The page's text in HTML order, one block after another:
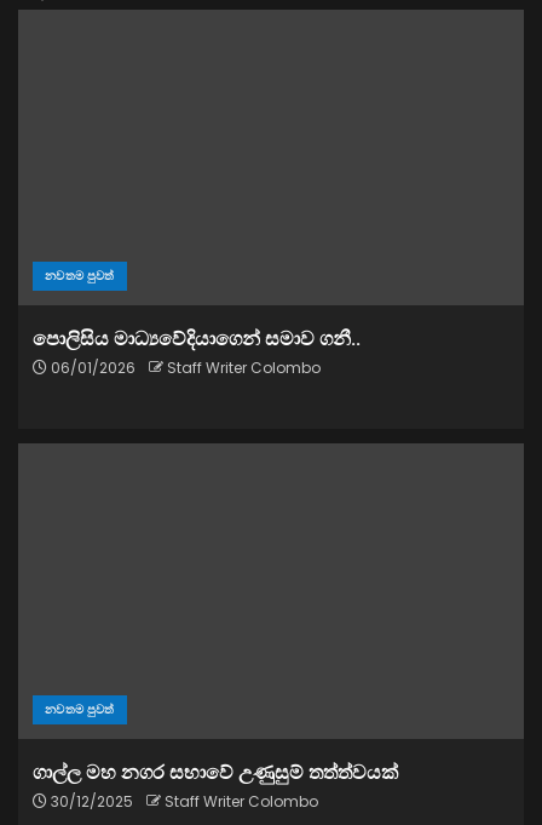
නවතම පුවත්
පොලිසිය මාධ්‍යවේදියාගෙන් සමාව ගනී..
06/01/2026 Staff Writer Colombo
නවතම පුවත්
ගාල්ල මහ නගර සභාවේ උණුසුම් තත්ත්වයක්
30/12/2025 Staff Writer Colombo